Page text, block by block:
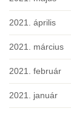
2021. április
2021. március
2021. február
2021. január